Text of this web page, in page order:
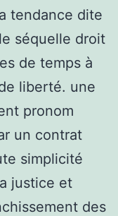
tendance dite
séquelle droit
de temps à
liberté. une
pronom
un contrat
simplicité
justice et
des